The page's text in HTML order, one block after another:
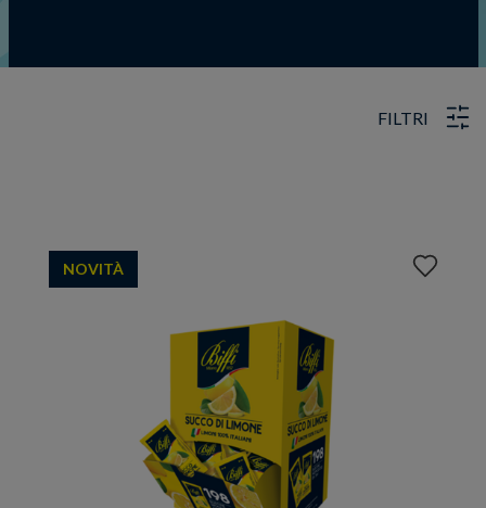
FILTRI
NOVITÀ
Aggiungi